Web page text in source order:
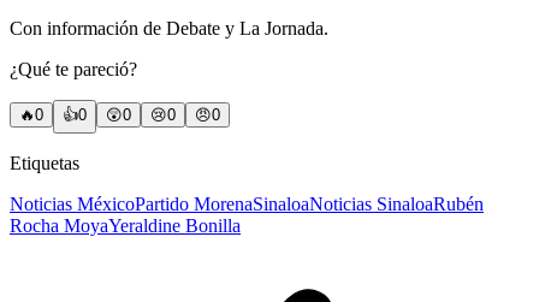
Con información de Debate y La Jornada.
¿Qué te pareció?
🔥0 👍0 😲0 😢0 😠0
Etiquetas
Noticias MéxicoPartido MorenaSinaloaNoticias SinaloaRubén
Rocha MoyaYeraldine Bonilla